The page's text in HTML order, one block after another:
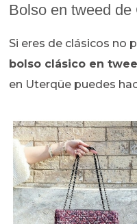
Bolso en tweed de
Si eres de clásicos no
bolso clásico en
en Uterqüe puedes